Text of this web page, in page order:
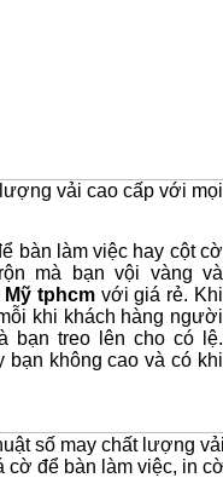
vải cao cấp với
bàn làm việc hay cột cờ
mà bạn vội vàng và
tphcmvới giá rẻ. Khi
khi khách hàng người
bạn treo lên cho có lệ.
bạn không cao và có khi